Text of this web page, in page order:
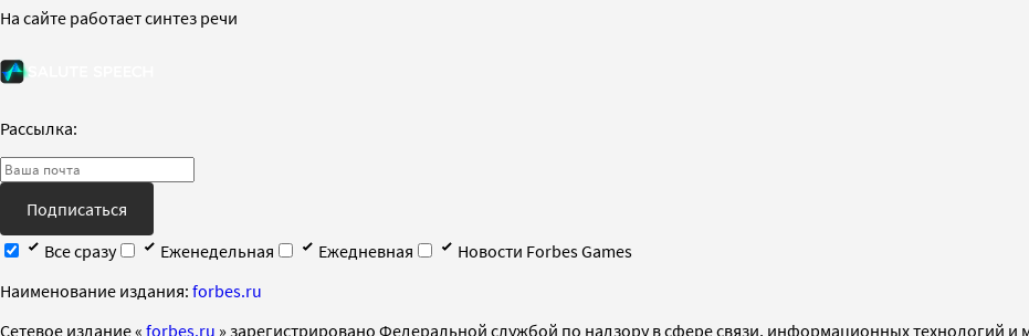
На сайте работает синтез речи
Рассылка:
Подписаться
Все сразу
Еженедельная Ежедневная
Новости Forbes Games
Наименование издания: forbes.ru
Cетевое издание « forbes.ru » зарегистрировано Федеральной службой по надзору в сфере связи, информационных технологий